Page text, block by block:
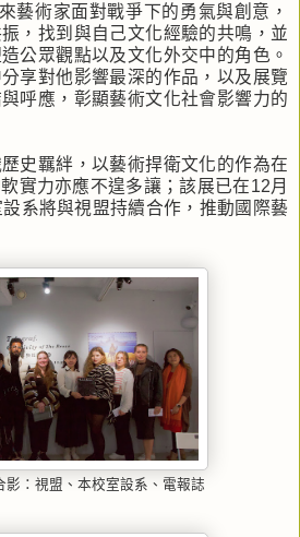
藝術家面對戰爭下的勇氣與創意，
，找到與自己文化經驗的共鳴，並
公眾觀點以及文化外交中的角色。
享對他影響最深的作品，以及展覽
呼應，彰顯藝術文化社會影響力的
史羈絆，以藝術捍衛文化的作為在
實力亦應不遑多讓；該展已在12月
系將與視盟持續合作，推動國際藝
影：視盟、本校室設系、電報誌